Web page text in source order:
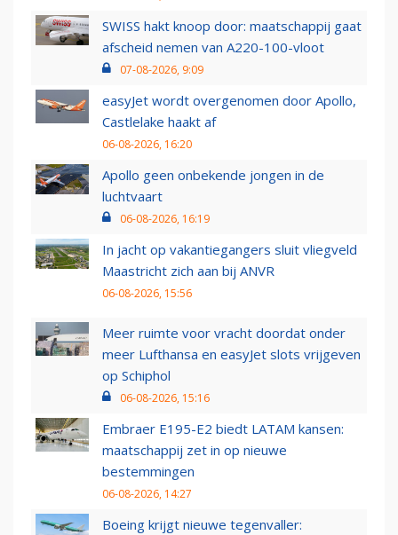
SWISS hakt knoop door: maatschappij gaat
afscheid nemen van A220-100-vloot
07-08-2026, 9:09
easyJet wordt overgenomen door Apollo,
Castlelake haakt af
06-08-2026, 16:20
Apollo geen onbekende jongen in de
luchtvaart
06-08-2026, 16:19
In jacht op vakantiegangers sluit vliegveld
Maastricht zich aan bij ANVR
06-08-2026, 15:56
Meer ruimte voor vracht doordat onder
meer Lufthansa en easyJet slots vrijgeven
op Schiphol
06-08-2026, 15:16
Embraer E195-E2 biedt LATAM kansen:
maatschappij zet in op nieuwe
bestemmingen
06-08-2026, 14:27
Boeing krijgt nieuwe tegenvaller: